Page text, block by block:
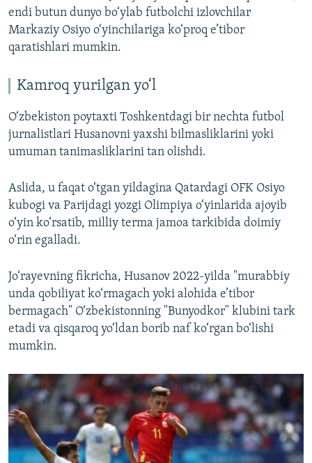
endi butun dunyo bo‘ylab futbolchi izlovchilar
Markaziy Osiyo o‘yinchilariga ko‘proq e’tibor
qaratishlari mumkin.
Kamroq yurilgan yo‘l
O‘zbekiston poytaxti Toshkentdagi bir nechta futbol
jurnalistlari Husanovni yaxshi bilmasliklarini yoki
umuman tanimasliklarini tan olishdi.
Aslida, u faqat o‘tgan yildagina Qatardagi OFK Osiyo
kubogi va Parijdagi yozgi Olimpiya o‘yinlarida ajoyib
o‘yin ko‘rsatib, milliy terma jamoa tarkibida doimiy
o‘rin egalladi.
Jo‘rayevning fikricha, Husanov 2022-yilda "murabbiy
unda qobiliyat ko‘rmagach yoki alohida e’tibor
bermagach" O‘zbekistonning "Bunyodkor" klubini tark
etadi va qisqaroq yo‘ldan borib naf ko‘rgan bo‘lishi
mumkin.